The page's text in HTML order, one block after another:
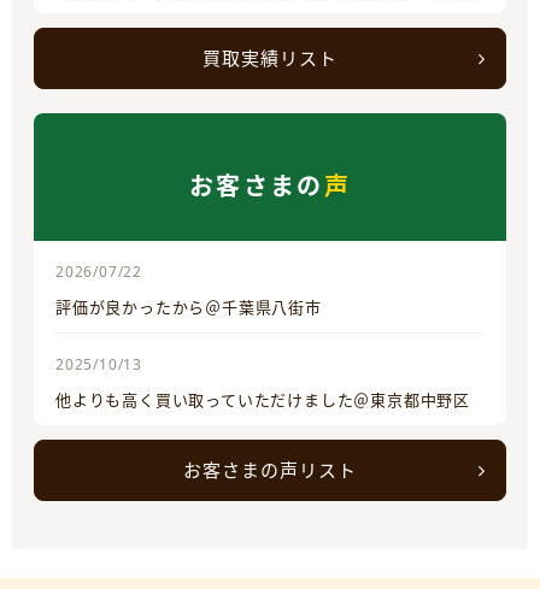
買取実績リスト
お客さまの声
2026/07/22
評価が良かったから＠千葉県八街市
2025/10/13
他よりも高く買い取っていただけました＠東京都中野区
お客さまの声リスト